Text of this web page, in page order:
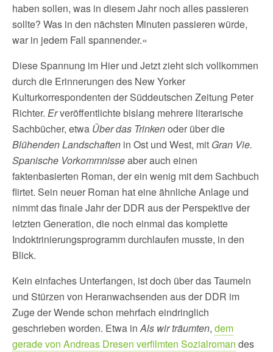
haben sollen, was in diesem Jahr noch alles passieren
sollte? Was in den nächsten Minuten passieren würde,
war in jedem Fall spannender.«
Diese Spannung im Hier und Jetzt zieht sich vollkommen
durch die Erinnerungen des New Yorker
Kulturkorrespondenten der Süddeutschen Zeitung Peter
Richter. Erveröffentlichte bislang mehrere literarische
Sachbücher, etwa Über das Trinkenoder über die
Blühenden Landschaften in Ost und West, mit Gran Vie.
Spanische Vorkommnisseaber auch einen
faktenbasierten Roman, der ein wenig mit dem Sachbuch
flirtet. Sein neuer Roman hat eine ähnliche Anlage und
nimmt das finale Jahr der DDR aus der Perspektive der
letzten Generation, die noch einmal das komplette
Indoktrinierungsprogramm durchlaufen musste, in den
Blick.
Kein einfaches Unterfangen, ist doch über das Taumeln
und Stürzen von Heranwachsenden aus der DDR im
Zuge der Wende schon mehrfach eindringlich
geschrieben worden. Etwa inAls wir träumten, dem
gerade von Andreas Dresen verfilmten Sozialroman des